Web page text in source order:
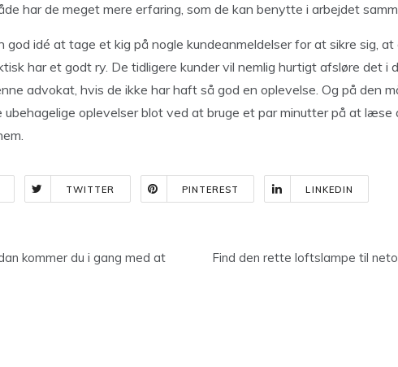
har de meget mere erfaring, som de kan benytte i arbejdet
idé at tage et kig på nogle kundeanmeldelser for at sikre sig,
har et godt ry. De tidligere kunder vil nemlig hurtigt afsløre det i
advokat, hvis de ikke har haft så god en oplevelse. Og på den
ubehagelige oplevelser blot ved at bruge et par minutter på at læse
TWITTER PINTEREST LINKEDIN
kommer du i gang med at
Find den rette loftslampe til